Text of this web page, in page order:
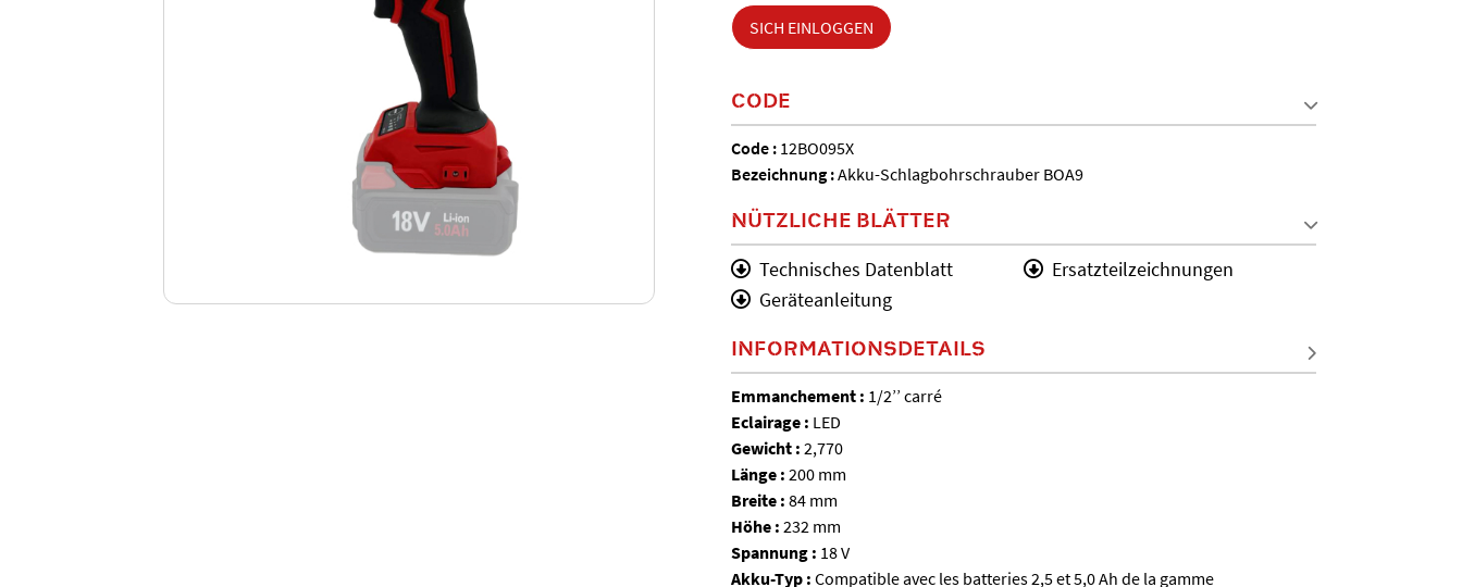
SICH EINLOGGEN
CODE
Code : 12BO095X
Bezeichnung :Akku-Schlagbohrschrauber BOA9
NÜTZLICHE BLÄTTER
Technisches Datenblatt
Ersatzteilzeichnungen
Geräteanleitung
INFORMATIONSDETAILS
Emmanchement : 1/2’’ carré
Eclairage : LED
Gewicht : 2,770
Länge : 200 mm
Breite : 84 mm
Höhe : 232 mm
Spannung : 18 V
Akku-Typ : Compatible avec les batteries 2,5 et 5,0 Ah de la gamme